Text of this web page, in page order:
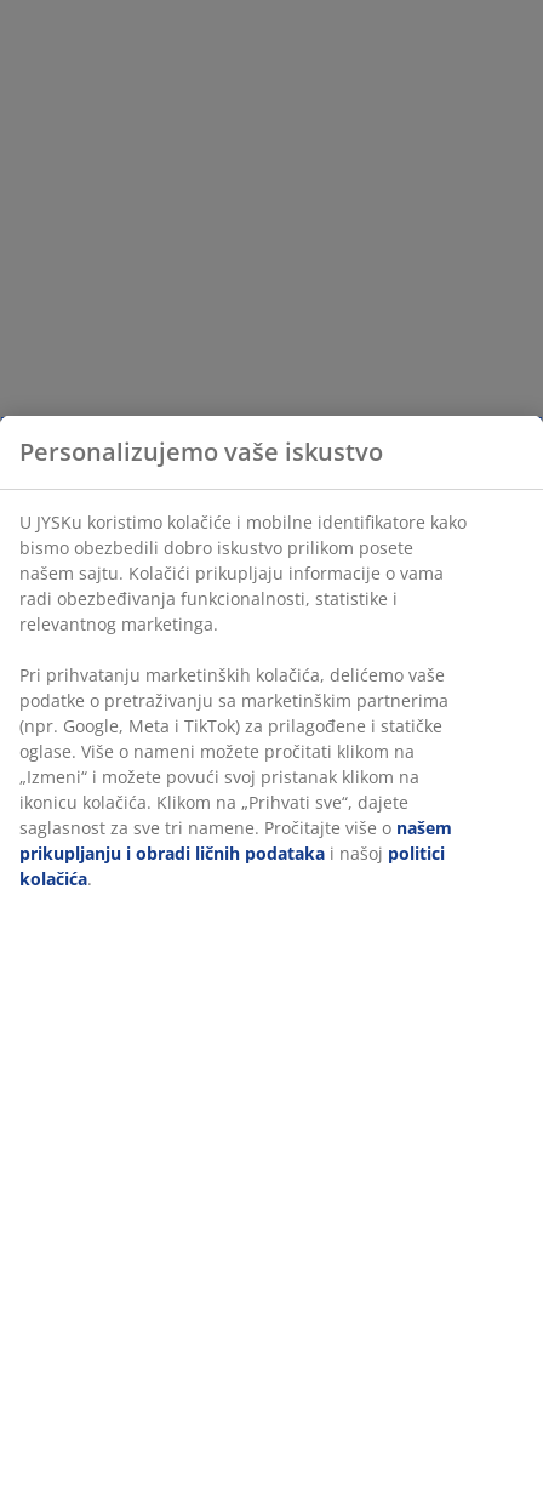
Personalizujemo vaše iskustvo
U JYSKu koristimo kolačiće i mobilne identifikatore kako
bismo obezbedili dobro iskustvo prilikom posete
našem sajtu. Kolačići prikupljaju informacije o vama
radi obezbeđivanja funkcionalnosti, statistike i
relevantnog marketinga.
Pri prihvatanju marketinških kolačića, delićemo vaše
podatke o pretraživanju sa marketinškim partnerima
(npr. Google, Meta i TikTok) za prilagođene i statičke
oglase. Više o nameni možete pročitati klikom na
„Izmeni“ i možete povući svoj pristanak klikom na
ikonicu kolačića. Klikom na „Prihvati sve“, dajete
saglasnost za sve tri namene. Pročitajte više o našem
prikupljanju i obradi ličnih podataka i našoj politici
kolačića.